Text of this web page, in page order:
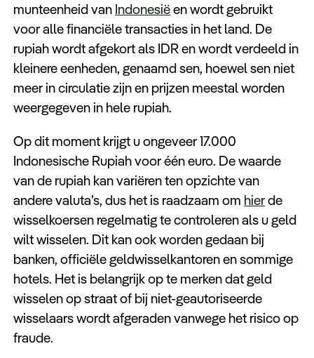
Keuzehulp
munteenheid van Indonesiëen wordt gebruikt
voor alle financiële transacties in het land. De
rupiah wordt afgekort als IDR en wordt verdeeld in
kleinere eenheden, genaamd sen, hoewel sen niet
meer in circulatie zijn en prijzen meestal worden
weergegeven in hele rupiah.
Op dit moment krijgt u ongeveer 17.000
Indonesische Rupiah voor één euro. De waarde
van de rupiah kan variëren ten opzichte van
andere valuta’s, dus het is raadzaam om hierde
wisselkoersen regelmatig te controleren als u geld
wilt wisselen. Dit kan ook worden gedaan bij
banken, officiële geldwisselkantoren en sommige
hotels. Het is belangrijk op te merken dat geld
wisselen op straat of bij niet-geautoriseerde
wisselaars wordt afgeraden vanwege het risico op
fraude.